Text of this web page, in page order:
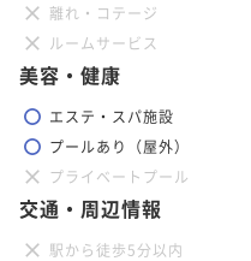
離れ・コテージ
ルームサービス
美容・健康
エステ・スパ施設
プールあり（屋外）
プライベートプール
交通・周辺情報
駅から徒歩5分以内